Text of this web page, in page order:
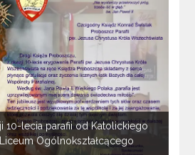
10-lecia parafii od Katolickiego
Ogólnokształcącego